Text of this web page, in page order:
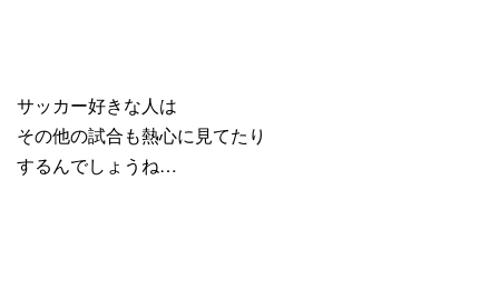
サッカー好きな人は
その他の試合も熱心に見てたり
するんでしょうね…